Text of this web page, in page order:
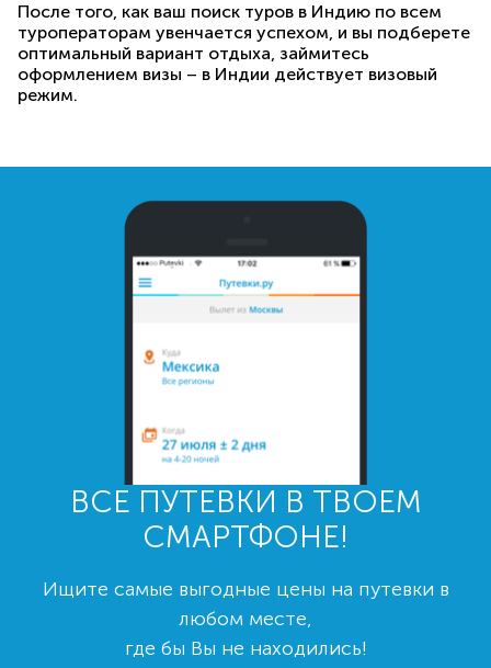
После того, как ваш поиск туров в Индию по всем
туроператорам увенчается успехом, и вы подберете
оптимальный вариант отдыха, займитесь
оформлением визы – в Индии действует визовый
режим.
ВСЕ ПУТЕВКИ В ТВОЕМ
СМАРТФОНЕ!
Ищите самые выгодные цены на путевки в
любом месте,
где бы Вы не находились!